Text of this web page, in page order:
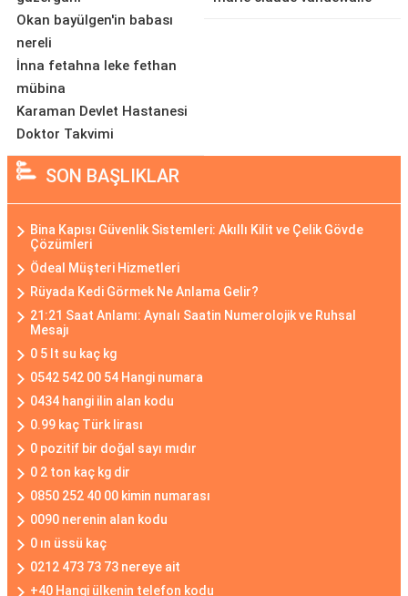
Okan bayülgen'in babası
nereli
İnna fetahna leke fethan
mübina
Karaman Devlet Hastanesi
Doktor Takvimi
SON BAŞLIKLAR
Bina Kapısı Güvenlik Sistemleri: Akıllı Kilit ve Çelik Gövde
Çözümleri
Ödeal Müşteri Hizmetleri
Rüyada Kedi Görmek Ne Anlama Gelir?
21:21 Saat Anlamı: Aynalı Saatin Numerolojik ve Ruhsal
Mesajı
0 5 lt su kaç kg
0542 542 00 54 Hangi numara
0434 hangi ilin alan kodu
0.99 kaç Türk lirası
0 pozitif bir doğal sayı mıdır
0 2 ton kaç kg dir
0850 252 40 00 kimin numarası
0090 nerenin alan kodu
0 ın üssü kaç
0212 473 73 73 nereye ait
+40 Hangi ülkenin telefon kodu